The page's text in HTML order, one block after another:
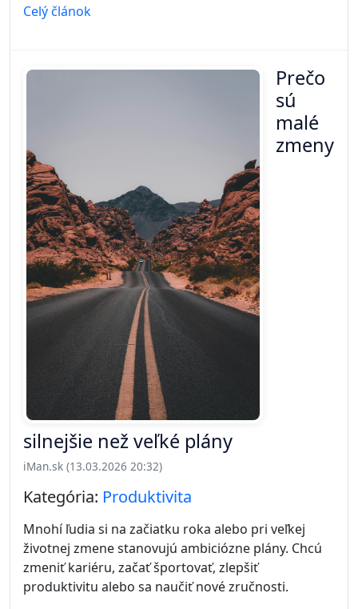
Celý článok
Prečo
sú
malé
zmeny
silnejšie než veľké plány
iMan.sk (13.03.2026 20:32)
Kategória: Produktivita
Mnohí ľudia si na začiatku roka alebo pri veľkej
životnej zmene stanovujú ambiciózne plány. Chcú
zmeniť kariéru, začať športovať, zlepšiť
produktivitu alebo sa naučiť nové zručnosti.